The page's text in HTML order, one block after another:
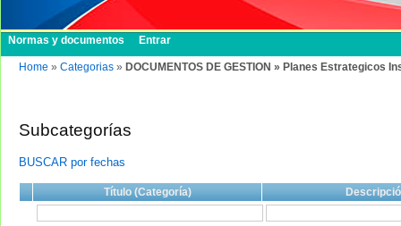
Normas y documentos Entrar
Home » Categorias » DOCUMENTOS DE GESTION » Planes Estrategicos
Subcategorías
BUSCAR por fechas
Título (Categoría)